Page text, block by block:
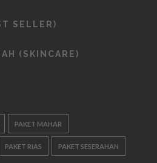
SELLER)
(SKINCARE)
PAKET MAHAR
PAKET RIAS PAKET SESERAHAN